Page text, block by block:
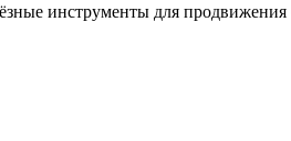
инструменты для